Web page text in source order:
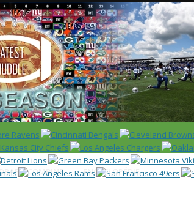
DRAFT/COMBINE ENCYCLOPÉDIE